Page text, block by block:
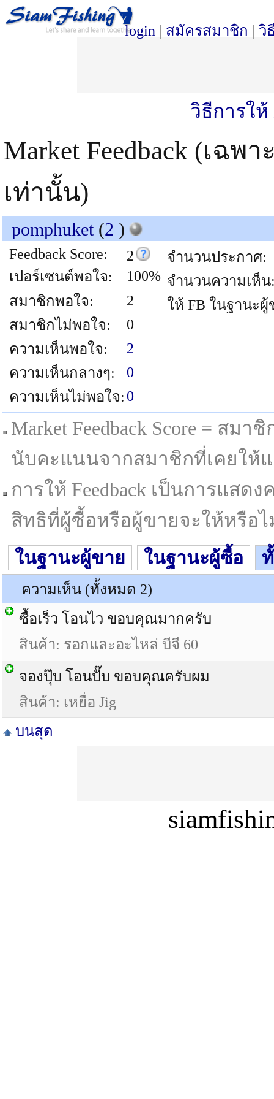
login | สมัครสมาชิก | วิ
วิธีการให้
Market Feedback (เฉ
เท่านั้น)
pomphuket(2 )
Feedback Score:
2
เปอร์เซนต์พอใจ:
100%
สมาชิกพอใจ:
2
สมาชิกไม่พอใจ:
0
ความเห็นพอใจ:
2
ความเห็นกลางๆ:
0
ความเห็นไม่พอใจ: 0
จำนวนประกาศ:
จำนวนความเห็น
ให้ FB ในฐานะผู้
Market Feedback Score = สม
นับคะแนนจากสมาชิกที่เคยให้
การให้ Feedback เป็นการแส
สิทธิที่ผู้ซื้อหรือผู้ขายจะให้หรือไ
ในฐานะผู้ขาย ในฐานะผู้ซื้อ
ความเห็น (ทั้งหมด 2)
ซื้อเร็ว โอนไว ขอบคุณมากครับ
สินค้า: รอกและอะไหล่ บีจี 60
จองปุ๊บ โอนปั๊บ ขอบคุณครับผม
สินค้า: เหยื่อ Jig
บนสุด